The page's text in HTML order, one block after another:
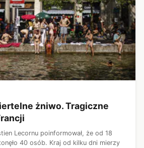
żniwo. Tragiczne
Lecornu poinformował, że od 18
40 osób. Kraj od kilku dni mierzy